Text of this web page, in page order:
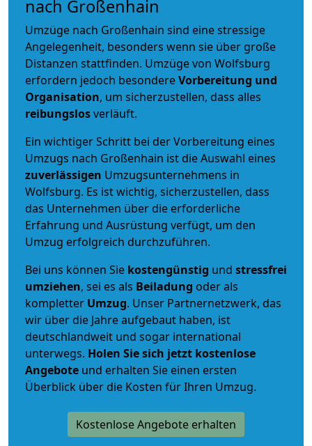
nach Großenhain
Umzüge nach Großenhain sind eine stressige
Angelegenheit, besonders wenn sie über große
Distanzen stattfinden. Umzüge von Wolfsburg
erfordern jedoch besondereVorbereitung und
Organisation, um sicherzustellen, dass alles
reibungslosverläuft.
Ein wichtiger Schritt bei der Vorbereitung eines
Umzugs nach Großenhain ist die Auswahl eines
zuverlässigen Umzugsunternehmens in
Wolfsburg. Es ist wichtig, sicherzustellen, dass
das Unternehmen über die erforderliche
Erfahrung und Ausrüstung verfügt, um den
Umzug erfolgreich durchzuführen.
Bei uns können Sie kostengünstig und stressfrei
umziehen, sei es als Beiladung oder als
kompletter Umzug. Unser Partnernetzwerk, das
wir über die Jahre aufgebaut haben, ist
deutschlandweit und sogar international
unterwegs. Holen Sie sich jetzt kostenlose
Angebote und erhalten Sie einen ersten
Überblick über die Kosten für Ihren Umzug.
Kostenlose Angebote erhalten